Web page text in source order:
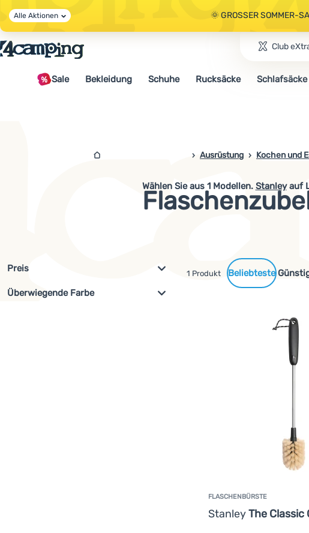
🌞 GROSSER SOMMER-
🤫 - 10 % AUF
🌞 GROSSER SOMMER-
Alle Aktionen
Club
Sale Bekleidung Schuhe Rucksäcke Schlafsäcke
4campingshop.de
Ausrüstung Kochen und
Wählen Sie aus 1 Modellen. Stanleyauf
Gefundene
1 Produkt
Filterung nach Parametern und
Filterung anzeigen
Preis
Überwiegende Farbe
FLASCHENBÜRSTE
StanleyThe Classic